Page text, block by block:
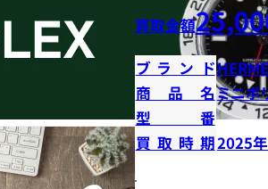
買取金額
ブランド
商品名ミニボ
型番
買取時期2025